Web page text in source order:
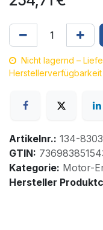
Nicht lagernd –
Herstellerverfügbarkeit
Artikelnr.: 134-
GTIN:
Kategorie: Motor-
Hersteller